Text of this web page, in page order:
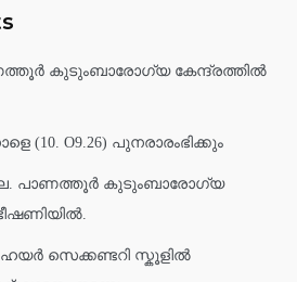
കുടുംബാരോഗ്യ കേന്ദ്രത്തിൽ
(10. O9.26) പുനരാരംഭിക്കും
പാണത്തൂർ കുടുംബാരോഗ്യ
സെക്കണ്ടറി സ്കൂളിൽ